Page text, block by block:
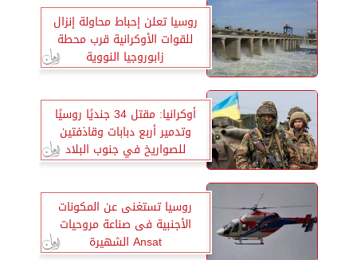
روسيا تعلن إحباط محاولة إنزال
للقوات الأوكرانية قرب محطة
زابوروجيا النووية
أوكرانيا: مقتل 34 جنديًا روسيًا
وتدمير أربع دبابات وقاذفتين
للصواريخ في جنوب البلاد
روسيا تستغنى عن المكونات
الأجنبية فى صناعة مروحيات
Ansat الشهيرة